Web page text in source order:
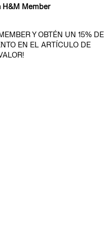
H&M Member
Y OBTÉN UN 15% DE
EN EL ARTÍCULO DE